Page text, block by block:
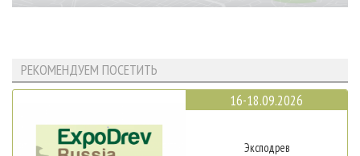
РЕКОМЕНДУЕМ ПОСЕТИТЬ
16-18.09.2026
Эксподрев